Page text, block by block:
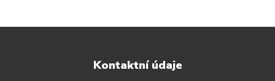
Kontaktní údaje